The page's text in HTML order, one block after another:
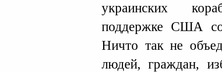
украинских
поддержке США
Ничто так не
людей, граждан,